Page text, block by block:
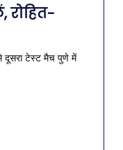
रोहित-
दूसरा टेस्ट मैच पुणे में